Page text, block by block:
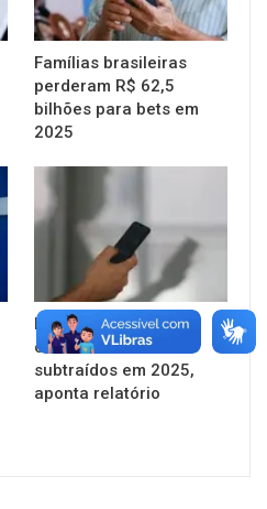
Famílias brasileiras
perderam R$ 62,5
bilhões para bets em
2025
Mais de 830 mil
celulares foram
subtraídos em 2025,
aponta relatório